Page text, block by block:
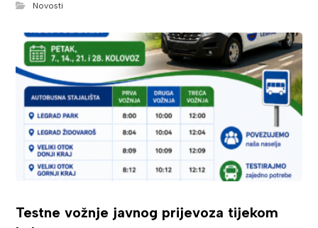
Novosti
Testne vožnje javnog prijevoza tijekom